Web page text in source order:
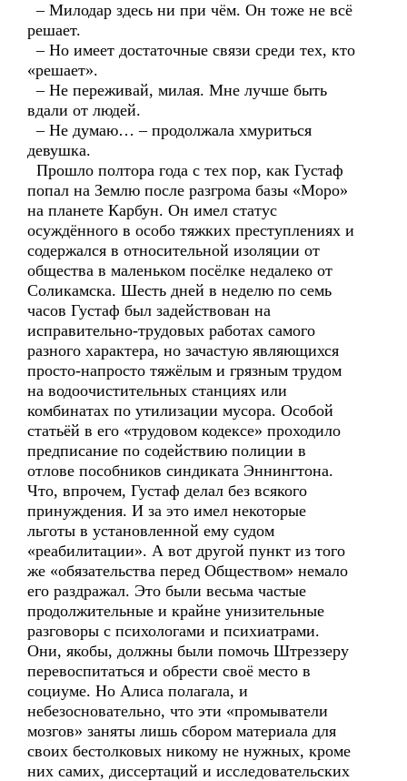
– Милодар здесь ни при чём. Он тоже не всё
решает.
– Но имеет достаточные связи среди тех, кто
«решает».
– Не переживай, милая. Мне лучше быть
вдали от людей.
– Не думаю… – продолжала хмуриться
девушка.
Прошло полтора года с тех пор, как Густаф
попал на Землю после разгрома базы «Моро»
на планете Карбун. Он имел статус
осуждённого в особо тяжких преступлениях и
содержался в относительной изоляции от
общества в маленьком посёлке недалеко от
Соликамска. Шесть дней в неделю по семь
часов Густаф был задействован на
исправительно-трудовых работах самого
разного характера, но зачастую являющихся
просто-напросто тяжёлым и грязным трудом
на водоочистительных станциях или
комбинатах по утилизации мусора. Особой
статьёй в его «трудовом кодексе» проходило
предписание по содействию полиции в
отлове пособников синдиката Эннингтона.
Что, впрочем, Густаф делал без всякого
принуждения. И за это имел некоторые
льготы в установленной ему судом
«реабилитации». А вот другой пункт из того
же «обязательства перед Обществом» немало
его раздражал. Это были весьма частые
продолжительные и крайне унизительные
разговоры с психологами и психиатрами.
Они, якобы, должны были помочь Штреззеру
перевоспитаться и обрести своё место в
социуме. Но Алиса полагала, и
небезосновательно, что эти «промыватели
мозгов» заняты лишь сбором материала для
своих бестолковых никому не нужных, кроме
них самих, диссертаций и исследовательских